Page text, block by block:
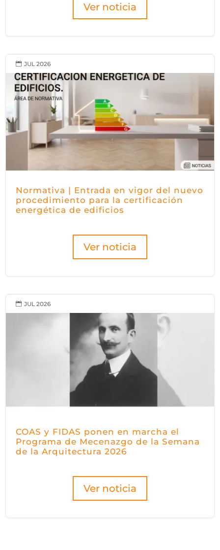
Ver noticia
Normativa | Entrada en vigor del nuevo
procedimiento para la certificación
energética de edificios
Ver noticia
 JUL 2026
COAS y FIDAS ponen en marcha el
Programa de Mecenazgo de la Semana
de la Arquitectura 2026
Ver noticia
 JUL 2026